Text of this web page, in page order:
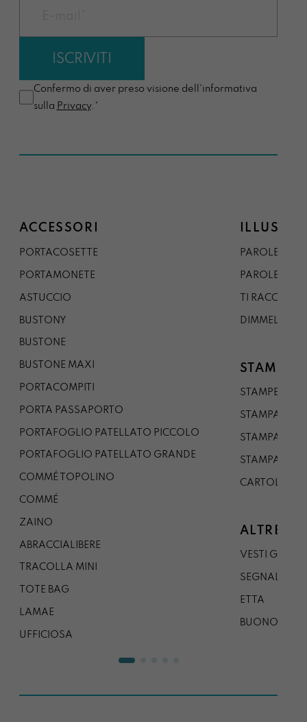
Confermo di aver preso visione dell'informativa
sulla Privacy.*
ACCESSORI
PORTACOSETTE
PORTAMONETE
ASTUCCIO
BUSTONY
BUSTONE
BUSTONE MAXI
PORTACOMPITI
PORTA PASSAPORTO
PORTAFOGLIO PATELLATO PICCOLO
PORTAFOGLIO PATELLATO GRANDE
COMMÉ TOPOLINO
COMMÉ
ZAINO
ABRACCIALIBERE
TRACOLLA MINI
TOTE BAG
LAMAE
UFFICIOSA
PAROLE DAL
PAROLE DA
TI
DIMMELO
STAMPE
STAMPE A5
STAMPA A3
STAMPA A1
STAMPA A0
CARTOLINA
ALTRE
VESTI
SEGNALIBRO
ETTA
BUONO